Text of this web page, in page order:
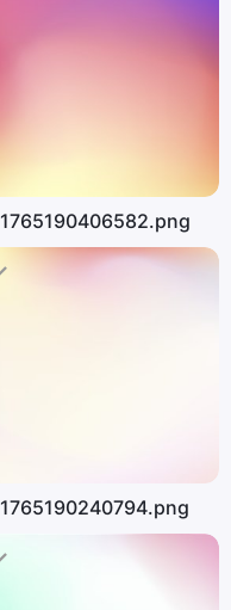
1765190406582.png
1765190240794.png